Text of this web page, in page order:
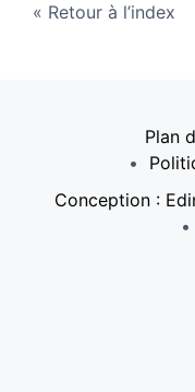
Retour à l’index
Plan
Conception :